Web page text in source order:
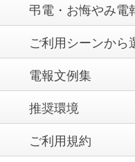
弔電・お悔やみ電
ご利用シーンから
電報文例集
推奨環境
ご利用規約